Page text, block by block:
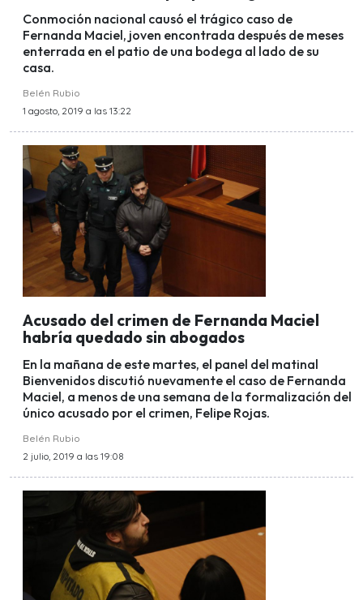
Conmoción nacional causó el trágico caso de
Fernanda Maciel, joven encontrada después de meses
enterrada en el patio de una bodega al lado de su
casa.
Belén Rubio
1 agosto, 2019 a las 13:22
Acusado del crimen de Fernanda Maciel
habría quedado sin abogados
En la mañana de este martes, el panel del matinal
Bienvenidos discutió nuevamente el caso de Fernanda
Maciel, a menos de una semana de la formalización del
único acusado por el crimen, Felipe Rojas.
Belén Rubio
2 julio, 2019 a las 19:08